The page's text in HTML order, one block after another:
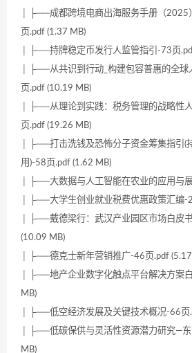
│ ├──成都跨境电商出海服务手册（2025
页.pdf (1.37 MB)
│ ├──持牌稳定币发行人监管指引-73页
│ ├──从共识到行动_构建包容普惠的全
页.pdf (10.19 MB)
│ ├──从理论到实践：税务管理的战略性
页.pdf (19.26 MB)
│ ├──打击洗钱及恐怖分子资金筹集指引(
用)-58页.pdf (1.62 MB)
│ ├──大数据与人工智能在农业的应用与
│ ├──大学生创业就业税费优惠政策汇编-
│ ├──戴德梁行：武汉产业园区市场白皮
(10.09 MB)
│ ├──德克士新年营销推广-46页.pdf
│ ├──地产企业数字化触点平台解决方案
MB)
│ ├──低空经济发展及关键技术概况-66页
│ ├──低碳保供与灵活性资源潜力研究—
MB)